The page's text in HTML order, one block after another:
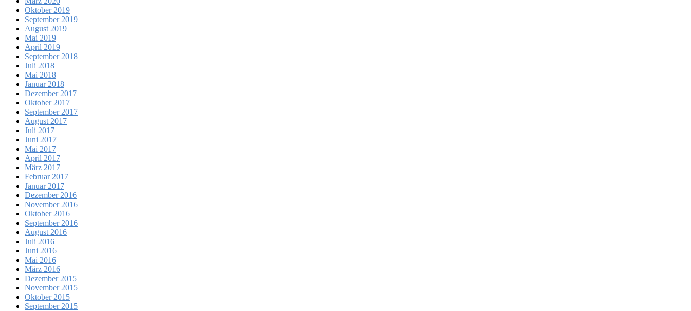
Oktober 2019
September 2019
August 2019
Mai 2019
April 2019
September 2018
Juli 2018
Mai 2018
Januar 2018
Dezember 2017
Oktober 2017
September 2017
August 2017
Juli 2017
Juni 2017
Mai 2017
April 2017
März 2017
Februar 2017
Januar 2017
Dezember 2016
November 2016
Oktober 2016
September 2016
August 2016
Juli 2016
Juni 2016
Mai 2016
März 2016
Dezember 2015
November 2015
Oktober 2015
September 2015